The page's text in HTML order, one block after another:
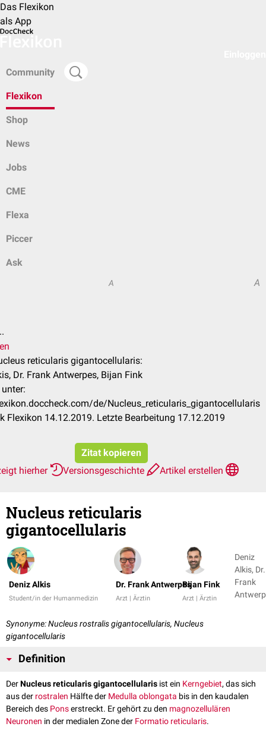
Das Flexikon
als App
Community
Flexikon
Shop
News
Jobs
CME
Flexa
Piccer
Ask
A A
reticularis gigantocellularis:
Dr. Frank Antwerpes, Bijan Fink
de/Nucleus_reticularis_gigantocellularis
Flexikon 14.12.2019. Letzte Bearbeitung 17.12.2019
Zitat kopieren
hierher
Versionsgeschichte Artikel erstellen
Nucleus reticularis
gigantocellularis
Deniz Alkis
Student/in der Humanmedizin
Dr. Frank Antwerpes
Arzt | Ärztin
Bijan Fink
Arzt | Ärztin
Deniz
Alkis, Dr.
Frank
Synonyme: Nucleus rostralis gigantocellularis, Nucleus
gigantocellularis
Definition
DerNucleus reticularis gigantocellularis ist ein Kerngebiet, das sich
aus der rostralen Hälfte der Medulla oblongata bis in den kaudalen
Bereich des Ponserstreckt. Er gehört zu den magnozellulären
Neuronen in der medialen Zone der Formatio reticularis.